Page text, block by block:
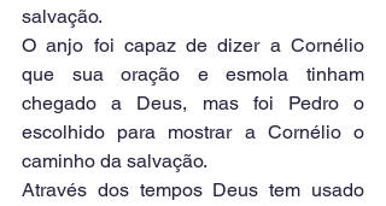
salvação.
O anjo foi capaz de dizer a Cornélio
que sua oração e esmola tinham
chegado a Deus, mas foi Pedro o
escolhido para mostrar a Cornélio o
caminho da salvação.
Através dos tempos Deus tem usado